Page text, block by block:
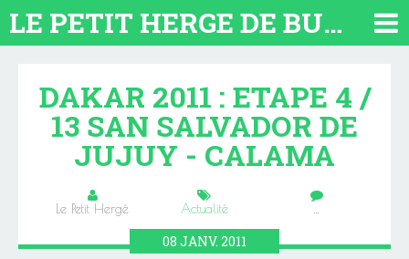
LE PETIT HERGE DE BUENOS AIRES 2026. TOUT SUR L'ARGENTINE
DAKAR 2011 : ETAPE 4 /
13 SAN SALVADOR DE
JUJUY - CALAMA
Le Petit Hergé Actualité …
08 JANV. 2011